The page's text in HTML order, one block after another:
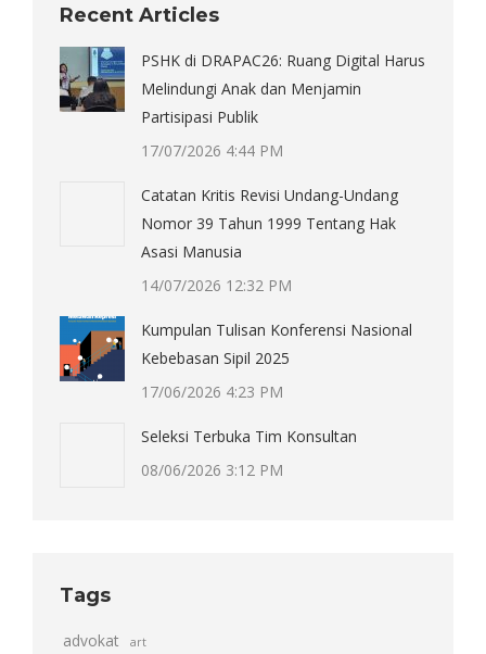
Recent Articles
PSHK di DRAPAC26: Ruang Digital Harus
Melindungi Anak dan Menjamin
Partisipasi Publik
17/07/2026 4:44 PM
Catatan Kritis Revisi Undang-Undang
Nomor 39 Tahun 1999 Tentang Hak
Asasi Manusia
14/07/2026 12:32 PM
Kumpulan Tulisan Konferensi Nasional
Kebebasan Sipil 2025
17/06/2026 4:23 PM
Seleksi Terbuka Tim Konsultan
08/06/2026 3:12 PM
Tags
advokat art